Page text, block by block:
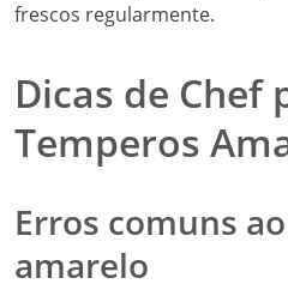
frescos regularmente.
Dicas de Chef
Temperos
Erros comuns
amarelo